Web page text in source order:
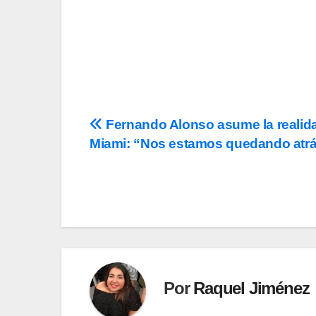
Navegación
Fernando Alonso asume la
Miami: “Nos estamos quedando
PorRaquel Jiménez